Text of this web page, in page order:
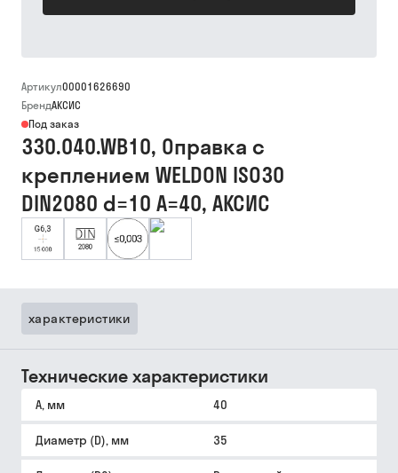
Артикул00001626690
БрендАКСИС
Под заказ
330.040.WB10, Оправка с
креплением WELDON ISO30
DIN2080 d=10 A=40, АКСИС
характеристики
Технические характеристики
A, мм 40
Диаметр (D), мм 35